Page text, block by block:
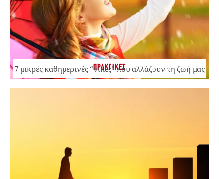
ΠΡΑΚΤΙΚΕΣ
7 μικρές καθημερινές “νίκες” που αλλάζουν τη ζωή μας